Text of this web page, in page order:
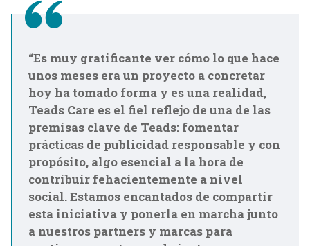
“Es muy gratificante ver cómo lo que hace
unos meses era un proyecto a concretar
hoy ha tomado forma y es una realidad,
Teads Care es el fiel reflejo de una de las
premisas clave de Teads: fomentar
prácticas de publicidad responsable y con
propósito, algo esencial a la hora de
contribuir fehacientemente a nivel
social. Estamos encantados de compartir
esta iniciativa y ponerla en marcha junto
a nuestros partners y marcas para